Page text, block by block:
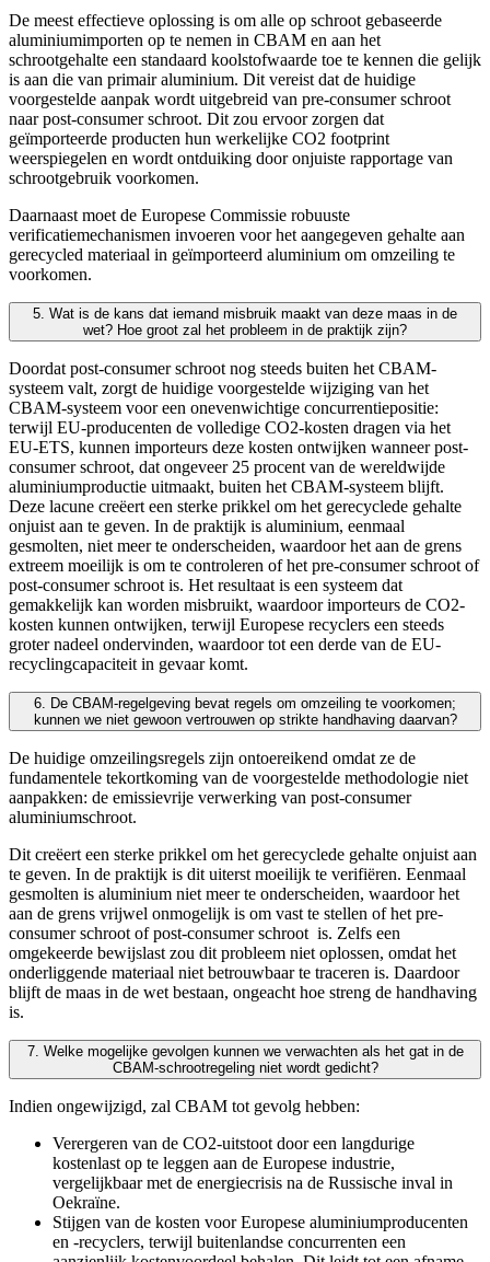
De meest effectieve oplossing is om alle op schroot gebaseerde
aluminiumimporten op te nemen in CBAM en aan het
schrootgehalte een standaard koolstofwaarde toe te kennen die gelijk
is aan die van primair aluminium. Dit vereist dat de huidige
voorgestelde aanpak wordt uitgebreid van pre-consumer schroot
naar post-consumer schroot. Dit zou ervoor zorgen dat
geïmporteerde producten hun werkelijke CO2 footprint
weerspiegelen en wordt ontduiking door onjuiste rapportage van
schrootgebruik voorkomen.
Daarnaast moet de Europese Commissie robuuste
verificatiemechanismen invoeren voor het aangegeven gehalte aan
gerecycled materiaal in geïmporteerd aluminium om omzeiling te
voorkomen.
5. Wat is de kans dat iemand misbruik maakt van deze maas in de
wet? Hoe groot zal het probleem in de praktijk zijn?
Doordat post-consumer schroot nog steeds buiten het CBAM-
systeem valt, zorgt de huidige voorgestelde wijziging van het
CBAM-systeem voor een onevenwichtige concurrentiepositie:
terwijl EU-producenten de volledige CO2-kosten dragen via het
EU-ETS, kunnen importeurs deze kosten ontwijken wanneer post-
consumer schroot, dat ongeveer 25 procent van de wereldwijde
aluminiumproductie uitmaakt, buiten het CBAM-systeem blijft.
Deze lacune creëert een sterke prikkel om het gerecyclede gehalte
onjuist aan te geven. In de praktijk is aluminium, eenmaal
gesmolten, niet meer te onderscheiden, waardoor het aan de grens
extreem moeilijk is om te controleren of het pre-consumer schroot of
post-consumer schroot is. Het resultaat is een systeem dat
gemakkelijk kan worden misbruikt, waardoor importeurs de CO2-
kosten kunnen ontwijken, terwijl Europese recyclers een steeds
groter nadeel ondervinden, waardoor tot een derde van de EU-
recyclingcapaciteit in gevaar komt.
6. De CBAM-regelgeving bevat regels om omzeiling te voorkomen;
kunnen we niet gewoon vertrouwen op strikte handhaving daarvan?
De huidige omzeilingsregels zijn ontoereikend omdat ze de
fundamentele tekortkoming van de voorgestelde methodologie niet
aanpakken: de emissievrije verwerking van post-consumer
aluminiumschroot.
Dit creëert een sterke prikkel om het gerecyclede gehalte onjuist aan
te geven. In de praktijk is dit uiterst moeilijk te verifiëren. Eenmaal
gesmolten is aluminium niet meer te onderscheiden, waardoor het
aan de grens vrijwel onmogelijk is om vast te stellen of het pre-
consumer schroot of post-consumer schroot is. Zelfs een
omgekeerde bewijslast zou dit probleem niet oplossen, omdat het
onderliggende materiaal niet betrouwbaar te traceren is. Daardoor
blijft de maas in de wet bestaan, ongeacht hoe streng de handhaving
is.
7. Welke mogelijke gevolgen kunnen we verwachten als het gat in de
CBAM-schrootregeling niet wordt gedicht?
Indien ongewijzigd, zal CBAM tot gevolg hebben:
Verergeren van de CO2-uitstoot door een langdurige
kostenlast op te leggen aan de Europese industrie,
vergelijkbaar met de energiecrisis na de Russische inval in
Oekraïne.
Stijgen van de kosten voor Europese aluminiumproducenten
en -recyclers, terwijl buitenlandse concurrenten een